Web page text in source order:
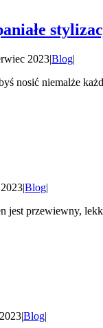
2023|Blog|
nosić niemalże
|Blog|
jest przewiewny,
|Blog|